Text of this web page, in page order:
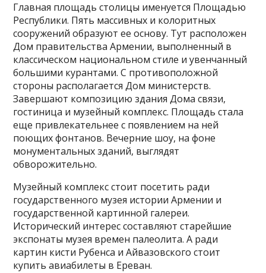
Главная площадь столицы именуется Площадью
Республики. Пять массивных и колоритных
сооружений образуют ее основу. Тут расположен
Дом правительства Армении, выполненный в
классическом национальном стиле и увенчанный
большими курантами. С противоположной
стороны располагается Дом министерств.
Завершают композицию здания Дома связи,
гостиница и музейный комплекс. Площадь стала
еще привлекательнее с появлением на ней
поющих фонтанов. Вечерние шоу, на фоне
монументальных зданий, выглядят
обворожительно.
Музейный комплекс стоит посетить ради
государственного музея истории Армении и
государственной картинной галереи.
Исторический интерес составляют старейшие
экспонаты музея времен палеолита. А ради
картин кисти Рубенса и Айвазовского стоит
купить авиабилеты в Ереван.